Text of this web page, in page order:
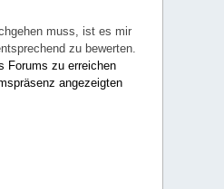
muss, ist es mir
zu bewerten.
Forums zu erreichen
angezeigten